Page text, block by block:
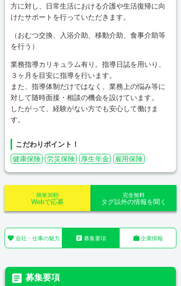
方に対し、日常生活における介護や生活復帰に向
けたサポートを行っていただきます。
（おむつ交換、入浴介助、移動介助、食事介助等
を行う）
業務指導カリキュラム有り。指導日誌を用いり、
３ヶ月を目安に指導を行います。
また、指導体制だけではなく、業務上の悩み等に
対して随時面接・相談の機会を設けています。
したがって、経験がない方でも安心して働けま
す。
こだわりポイント！
健康保険
労災保険 厚生年金 雇用保険
完全無料
タグ以外の情報を聞く
簡単30秒
Webで応募
 会社・仕事の魅力  募集要項 企業情報
 募集要項